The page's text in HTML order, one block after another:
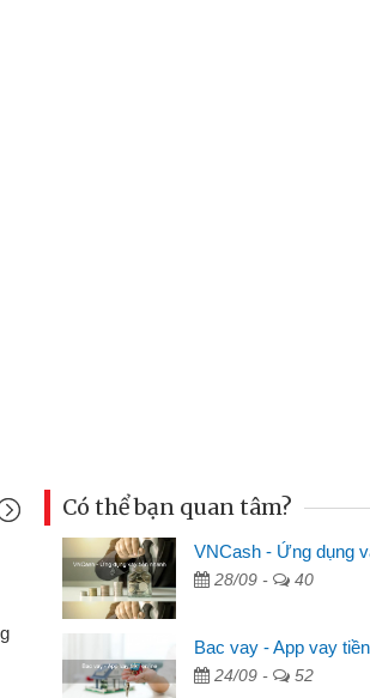
bạn
Mai Lan -
Tôi biết
sinh viên
thấy thủ tục
Có thể bạn quan tâm?
VNCash - Ứng dụng
28/09 - 40
Bac vay - App vay
24/09 - 52